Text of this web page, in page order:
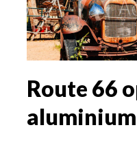
Route 66
aluminium